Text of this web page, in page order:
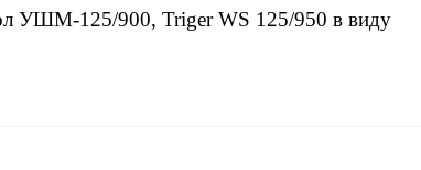
УШМ-125/900, Triger WS 125/950 в виду